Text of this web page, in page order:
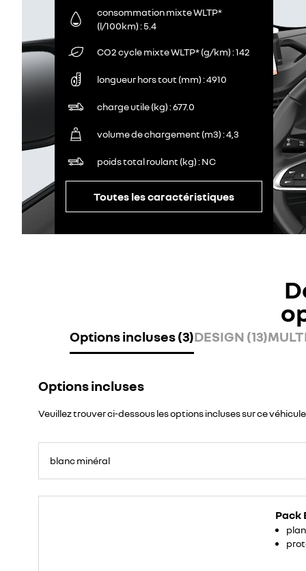
consommation mixte WLTP*
(l/100km) 5.4
CO2 cycle mixte WLTP* (g/km) 142
longueur hors tout (mm) 4910
charge utile (kg) 677.0
volume de chargement (m3) 4,3
poids total roulant (kg) NC
Toutes les caractéristiques
Options incluses (3)DESIGN (13)
Options incluses
Veuillez trouver ci-dessous les options incluses sur ce véhicule
blanc minéral
Pack